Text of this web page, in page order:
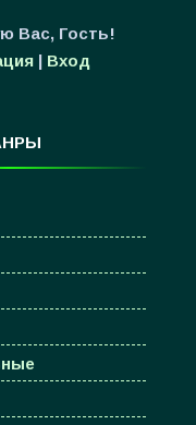
Вас, Гость!
| Вход